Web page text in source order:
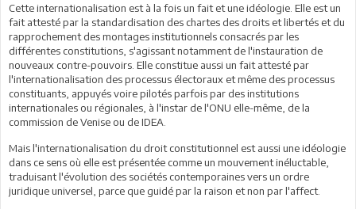
Cette internationalisation est à la fois un fait et une idéologie. Elle est un
fait attesté par la standardisation des chartes des droits et libertés et du
rapprochement des montages institutionnels consacrés par les
différentes constitutions, s'agissant notamment de l'instauration de
nouveaux contre-pouvoirs. Elle constitue aussi un fait attesté par
l'internationalisation des processus électoraux et même des processus
constituants, appuyés voire pilotés parfois par des institutions
internationales ou régionales, à l'instar de l'ONU elle-même, de la
commission de Venise ou de IDEA.
Mais l'internationalisation du droit constitutionnel est aussi une idéologie
dans ce sens où elle est présentée comme un mouvement inéluctable,
traduisant l'évolution des sociétés contemporaines vers un ordre
juridique universel, parce que guidé par la raison et non par l'affect.